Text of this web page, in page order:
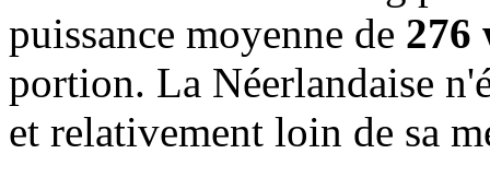
puissance moyenne de 276
portion. La Néerlandaise
et relativement loin de sa